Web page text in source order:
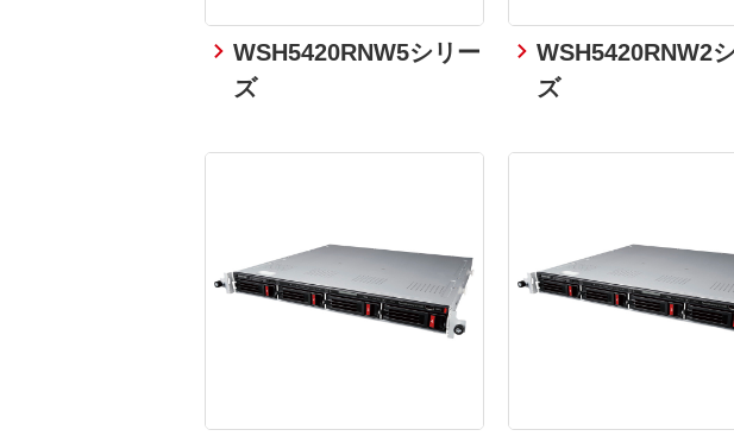
WSH5420RNW5シリー
ズ
WSH5420RNW2
ズ